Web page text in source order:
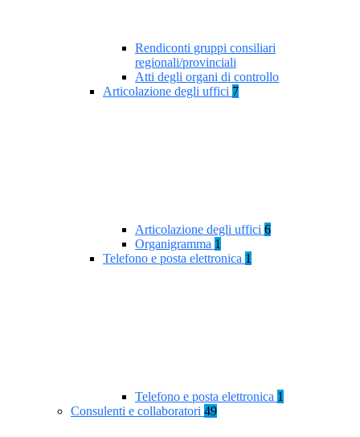
Rendiconti gruppi consiliari
regionali/provinciali
Atti degli organi di controllo
Articolazione degli uffici 7
Articolazione degli uffici 6
Organigramma 1
Telefono e posta elettronica 1
Telefono e posta elettronica 1
Consulenti e collaboratori 49